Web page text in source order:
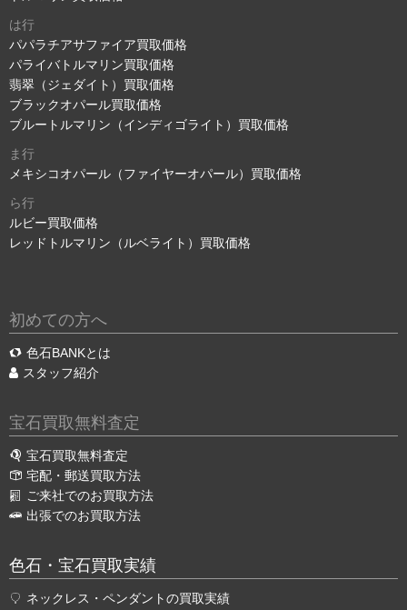
は行
パパラチアサファイア買取価格
パライバトルマリン買取価格
翡翠（ジェダイト）買取価格
ブラックオパール買取価格
ブルートルマリン（インディゴライト）買取価格
ま行
メキシコオパール（ファイヤーオパール）買取価格
ら行
ルビー買取価格
レッドトルマリン（ルベライト）買取価格
初めての方へ
色石BANKとは
スタッフ紹介
宝石買取無料査定
宝石買取無料査定
宅配・郵送買取方法
ご来社でのお買取方法
出張でのお買取方法
色石・宝石買取実績
ネックレス・ペンダントの買取実績